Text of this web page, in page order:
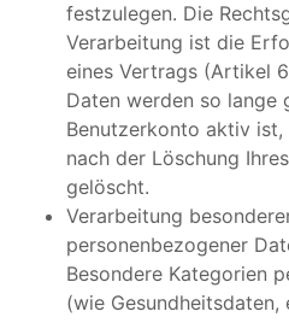
festzulegen. Die
Verarbeitung ist die
eines Vertrags (Artikel
Daten werden so lange
Benutzerkonto aktiv
nach der Löschung
gelöscht.
Verarbeitung
personenbezogener
Besondere Kategorien
(wie Gesundheitsdaten,